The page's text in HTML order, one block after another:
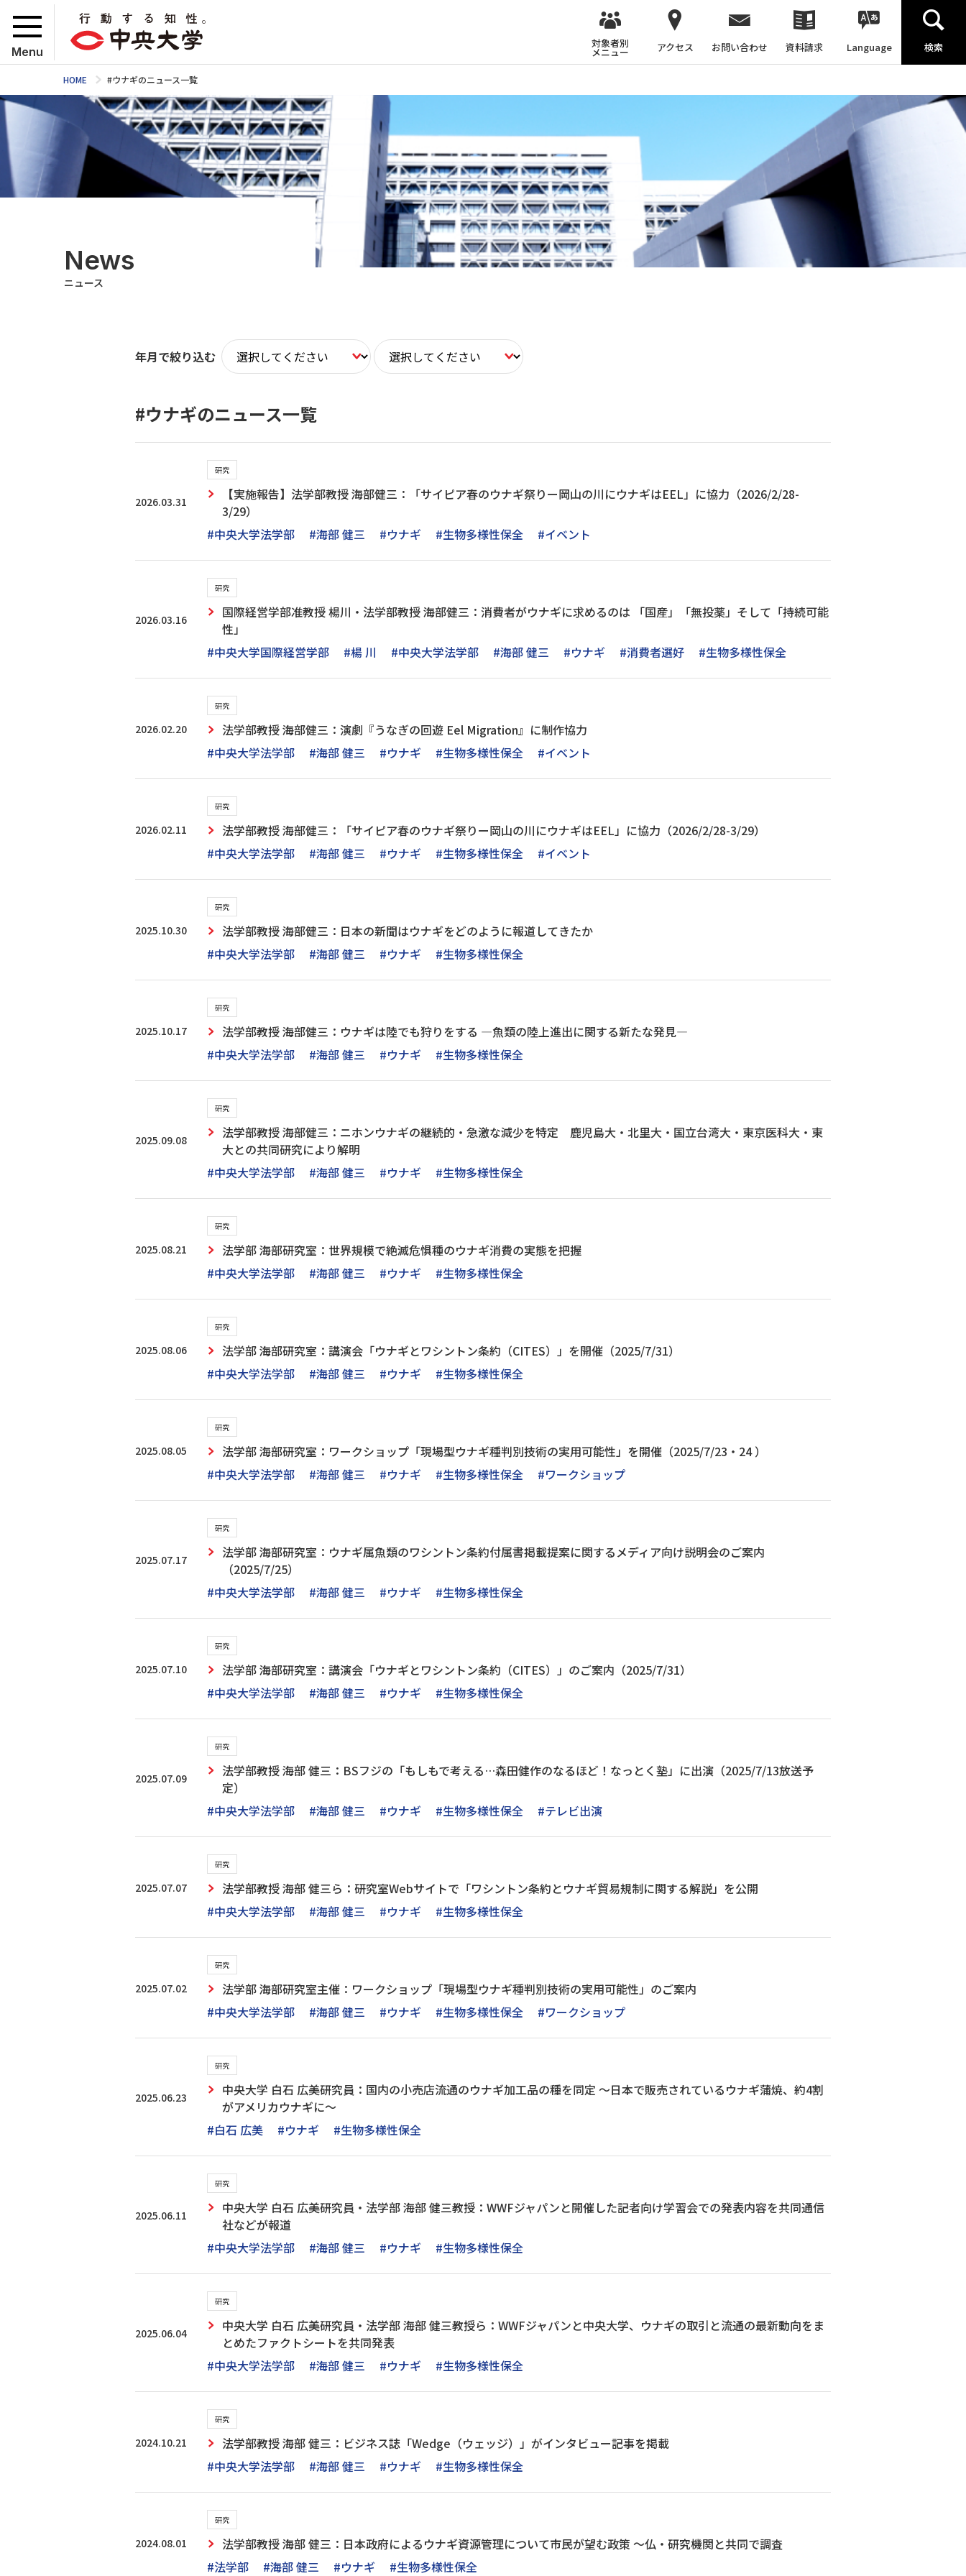
Menu
対象者別
メニュー アクセス お問い合わせ 資料請求 Language 検索
HOME #ウナギのニュース一覧
News
ニュース
年月で絞り込む
#ウナギのニュース一覧
2026.03.31
研究
【実施報告】法学部教授 海部健三：「サイピア春のウナギ祭りー岡山の川にウナギはEEL」に協力（2026/2/28-
3/29）
#中央大学法学部
#海部 健三 #ウナギ #生物多様性保全 #イベント
2026.03.16
研究
国際経営学部准教授 楊川・法学部教授 海部健三：消費者がウナギに求めるのは 「国産」「無投薬」そして「持続可能
性」
#中央大学国際経営学部
#楊 川 #中央大学法学部 #海部 健三 #ウナギ #消費者選好 #生物多様性保全
2026.02.20
研究
法学部教授 海部健三：演劇『うなぎの回遊 Eel Migration』に制作協力
#中央大学法学部
#海部 健三 #ウナギ #生物多様性保全 #イベント
2026.02.11
研究
法学部教授 海部健三：「サイピア春のウナギ祭りー岡山の川にウナギはEEL」に協力（2026/2/28-3/29）
#中央大学法学部
#海部 健三 #ウナギ #生物多様性保全 #イベント
2025.10.30
研究
法学部教授 海部健三：日本の新聞はウナギをどのように報道してきたか
#中央大学法学部
#海部 健三 #ウナギ #生物多様性保全
2025.10.17
研究
法学部教授 海部健三：ウナギは陸でも狩りをする ―魚類の陸上進出に関する新たな発見―
#中央大学法学部
#海部 健三 #ウナギ #生物多様性保全
2025.09.08
研究
法学部教授 海部健三：ニホンウナギの継続的・急激な減少を特定 鹿児島大・北里大・国立台湾大・東京医科大・東
大との共同研究により解明
#中央大学法学部
#海部 健三 #ウナギ #生物多様性保全
2025.08.21
研究
法学部 海部研究室：世界規模で絶滅危惧種のウナギ消費の実態を把握
#中央大学法学部
#海部 健三 #ウナギ #生物多様性保全
2025.08.06
研究
法学部 海部研究室：講演会「ウナギとワシントン条約（CITES）」を開催（2025/7/31）
#中央大学法学部
#海部 健三 #ウナギ #生物多様性保全
2025.08.05
研究
法学部 海部研究室：ワークショップ「現場型ウナギ種判別技術の実用可能性」を開催（2025/7/23・24 ）
#中央大学法学部
#海部 健三 #ウナギ #生物多様性保全 #ワークショップ
2025.07.17
研究
法学部 海部研究室：ウナギ属魚類のワシントン条約付属書掲載提案に関するメディア向け説明会のご案内
（2025/7/25）
#中央大学法学部
#海部 健三 #ウナギ #生物多様性保全
2025.07.10
研究
法学部 海部研究室：講演会「ウナギとワシントン条約（CITES）」のご案内（2025/7/31）
#中央大学法学部
#海部 健三 #ウナギ #生物多様性保全
2025.07.09
研究
法学部教授 海部 健三：BSフジの「もしもで考える…森田健作のなるほど！なっとく塾」に出演（2025/7/13放送予
定）
#中央大学法学部
#海部 健三 #ウナギ #生物多様性保全 #テレビ出演
2025.07.07
研究
法学部教授 海部 健三ら：研究室Webサイトで「ワシントン条約とウナギ貿易規制に関する解説」を公開
#中央大学法学部
#海部 健三 #ウナギ #生物多様性保全
2025.07.02
研究
法学部 海部研究室主催：ワークショップ「現場型ウナギ種判別技術の実用可能性」のご案内
#中央大学法学部
#海部 健三 #ウナギ #生物多様性保全 #ワークショップ
2025.06.23
研究
中央大学 白石 広美研究員：国内の小売店流通のウナギ加工品の種を同定 ～日本で販売されているウナギ蒲焼、約4割
がアメリカウナギに〜
#白石 広美
#ウナギ #生物多様性保全
2025.06.11
研究
中央大学 白石 広美研究員・法学部 海部 健三教授：WWFジャパンと開催した記者向け学習会での発表内容を共同通信
社などが報道
#中央大学法学部
#海部 健三 #ウナギ #生物多様性保全
2025.06.04
研究
中央大学 白石 広美研究員・法学部 海部 健三教授ら：WWFジャパンと中央大学、ウナギの取引と流通の最新動向をま
とめたファクトシートを共同発表
#中央大学法学部
#海部 健三 #ウナギ #生物多様性保全
2024.10.21
研究
法学部教授 海部 健三：ビジネス誌「Wedge（ウェッジ）」がインタビュー記事を掲載
#中央大学法学部
#海部 健三 #ウナギ #生物多様性保全
2024.08.01
研究
法学部教授 海部 健三：日本政府によるウナギ資源管理について市民が望む政策 ～仏・研究機関と共同で調査
#法学部
#海部 健三 #ウナギ #生物多様性保全